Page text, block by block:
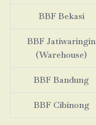
BBF Bekasi
BBF Jatiwaringin
(Warehouse)
BBF Bandung
BBF Cibinong